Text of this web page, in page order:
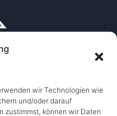
wir Technologien wie
und/oder darauf
zustimmst, können wir Daten